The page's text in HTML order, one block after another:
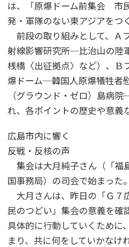
は、「原爆ドーム前集会 市
発・軍隊のない東アジアをつ
前段の取り組みとして、Ａ
射線影響研究所─比治山の陸
桟橋〈出征拠点〉など）、Ｂ
爆ドーム─韓国人原爆犠牲者
（グラウンド・ゼロ）島病
れ、各ポイントの歴史や意義
広島市内に響く
反戦・反核の声
集会は大月純子さん（「福
国事務局）の司会で始まった。
大月さんは、昨日の「Ｇ７
民のつどい」集会の意義を確
具体的に行動していくために
まり、共に何をしていかなけ